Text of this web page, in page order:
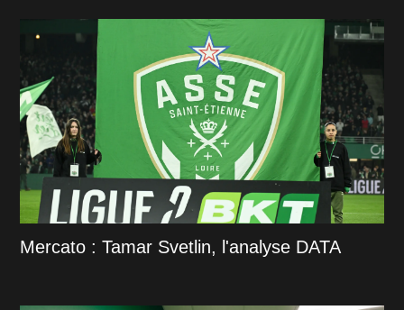
Mercato : Tamar Svetlin, l'analyse DATA